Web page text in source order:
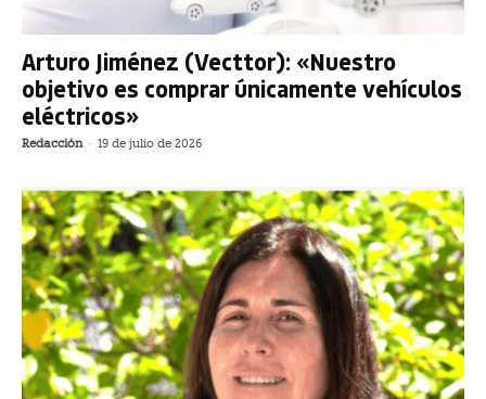
Arturo Jiménez (Vecttor): «Nuestro
objetivo es comprar únicamente vehículos
eléctricos»
Redacción - 19 de julio de 2026